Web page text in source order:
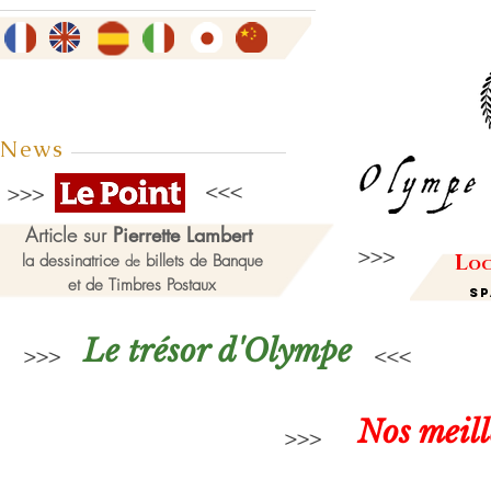
News
Article sur Pierrette Lambert
la dessinatrice debillets de Banque
et de Timbres Postaux
L
Le trésor d'Olympe
Nos